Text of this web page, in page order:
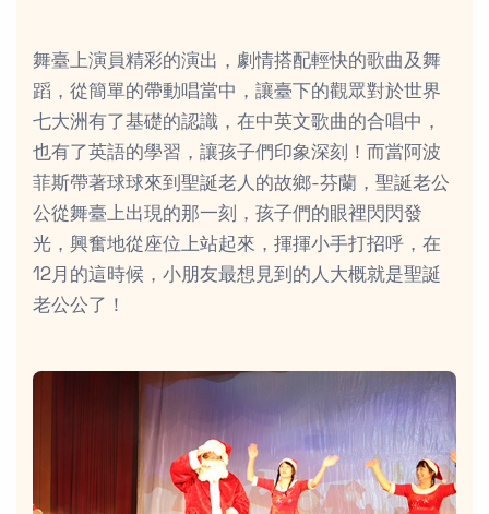
舞臺上演員精彩的演出，劇情搭配輕快的歌曲及舞
蹈，從簡單的帶動唱當中，讓臺下的觀眾對於世界
七大洲有了基礎的認識，在中英文歌曲的合唱中，
也有了英語的學習，讓孩子們印象深刻！而當阿波
菲斯帶著球球來到聖誕老人的故鄉-芬蘭，聖誕老公
公從舞臺上出現的那一刻，孩子們的眼裡閃閃發
光，興奮地從座位上站起來，揮揮小手打招呼，在
12月的這時候，小朋友最想見到的人大概就是聖誕
老公公了！